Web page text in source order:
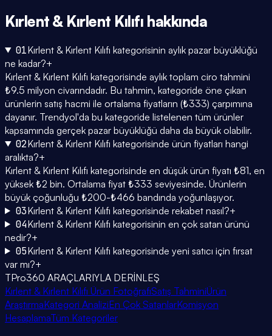
Kırlent & Kırlent Kılıfı hakkında
01Kırlent & Kırlent Kılıfı kategorisinin aylık pazar büyüklüğü
ne kadar?+
Kırlent & Kırlent Kılıfı kategorisinde aylık toplam ciro tahmini
₺9.5 milyon civarındadır. Bu tahmin, kategoride öne çıkan
ürünlerin satış hacmi ile ortalama fiyatların (₺333) çarpımına
dayanır. Trendyol'da bu kategoride listelenen tüm ürünler
kapsamında gerçek pazar büyüklüğü daha da büyük olabilir.
02Kırlent & Kırlent Kılıfı kategorisinde ürün fiyatları hangi
aralıkta?+
Kırlent & Kırlent Kılıfı kategorisinde en düşük ürün fiyatı ₺81, en
yüksek ₺2 bin. Ortalama fiyat ₺333 seviyesinde. Ürünlerin
büyük çoğunluğu ₺200-₺466 bandında yoğunlaşıyor.
03Kırlent & Kırlent Kılıfı kategorisinde rekabet nasıl?+
04Kırlent & Kırlent Kılıfı kategorisinin en çok satan ürünü
nedir?+
05Kırlent & Kırlent Kılıfı kategorisinde yeni satıcı için fırsat
var mı?+
TPro360 ARAÇLARIYLA DERİNLEŞ
Kırlent & Kırlent Kılıfı Ürün FotoğrafıSatış TahminiÜrün
AraştırmaKategori AnaliziEn Çok SatanlarKomisyon
HesaplamaTüm Kategoriler